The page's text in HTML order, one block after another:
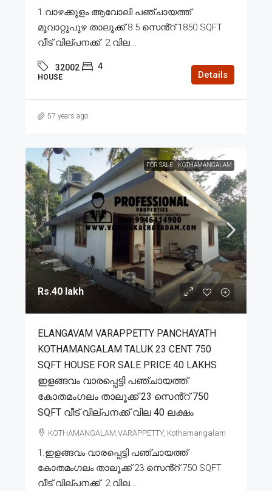
1.വാഴക്കുളം ആവോലി പഞ്ചായത്ത്
മൂവാറ്റുപുഴ താലൂക്ക് 8.5 സെൻ്റ് 1850 SQFT
വീട് വില്പനക്ക്. 2.വില...
32002 4
HOUSE Details
57 years ago
FOR SALE KOTHAMANGALAM
Rs.40 lakh
ELANGAVAM VARAPPETTY PANCHAYATH
KOTHAMANGALAM TALUK 23 CENT 750
SQFT HOUSE FOR SALE PRICE 40 LAKHS
ഇളങ്ങവം വാരപ്പെട്ടി പഞ്ചായത്ത്
കോതമംഗലം താലൂക്ക് 23 സെൻ്റ് 750
SQFT വീട് വില്പനക്ക് വില 40 ലക്ഷം
KOTHAMANGALAM,VARAPPETTY, Kothamangalam
1.ഇളങ്ങവം വാരപ്പെട്ടി പഞ്ചായത്ത്
കോതമംഗലം താലൂക്ക് 23 സെൻ്റ് 750 SQFT
വീട് വില്പനക്ക്. 2.വില...